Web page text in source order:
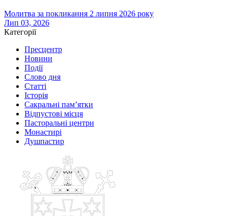
Молитва за покликання 2 липня 2026 року
Лип 03, 2026
Категорії
Пресцентр
Новини
Події
Слово дня
Статті
Історія
Сакральні пам’ятки
Відпустові місця
Пасторальні центри
Монастирі
Душпастир